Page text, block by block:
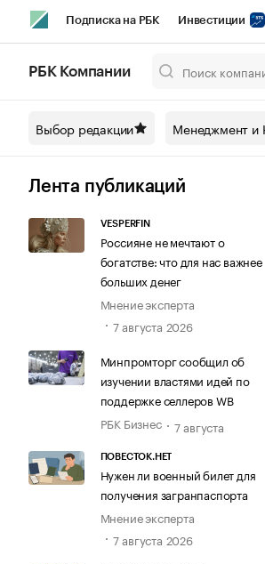
Подписка на РБК Инвестиции
Спецпроекты СПб
Технологии и медиа
РБК Компании
Выбор редакции Менеджмент и
Лента публикаций
VESPERFIN
Россияне не мечтают о
богатстве: что для нас важнее
больших денег
Мнение эксперта
7 августа 2026
Минпромторг сообщил об
изучении властями идей по
поддержке селлеров WB
РБК Бизнес
7 августа
ПОВЕСТОК.НЕТ
Нужен ли военный билет для
получения загранпаспорта
Мнение эксперта
7 августа 2026